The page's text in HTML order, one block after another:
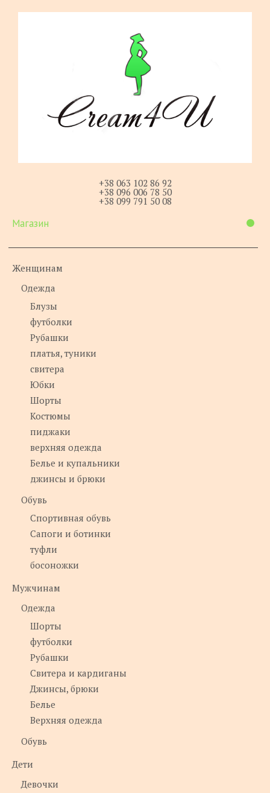
+38 063 102 86 92
+38 096 006 78 50
+38 099 791 50 08
Магазин
Женщинам
Одежда
Блузы
футболки
Рубашки
платья, туники
свитера
Юбки
Шорты
Костюмы
пиджаки
верхняя одежда
Белье и купальники
джинсы и брюки
Обувь
Спортивная обувь
Сапоги и ботинки
туфли
босоножки
Мужчинам
Одежда
Шорты
футболки
Рубашки
Свитера и кардиганы
Джинсы, брюки
Белье
Верхняя одежда
Обувь
Дети
Девочки